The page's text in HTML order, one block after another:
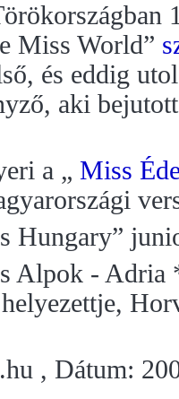
Miss World”
és eddig
aki
a „ Miss
Hungary”
Alpok - Adria
, Dátum: